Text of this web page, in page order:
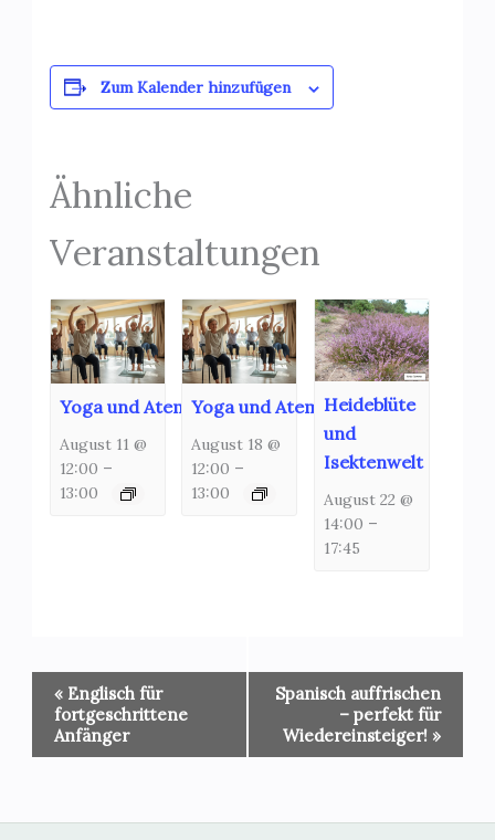
Zum Kalender hinzufügen
Ähnliche
Veranstaltungen
Yoga und Atemschulung
August 11 @
12:00 –
13:00
Yoga und Atemschulung
August 18 @
12:00 –
13:00
Heideblüte
und
Isektenwelt
August 22 @
14:00 –
17:45
Veranstaltung-
Navigation
«Englisch für
fortgeschrittene
Anfänger
Spanisch auffrischen
– perfekt für
Wiedereinsteiger! »